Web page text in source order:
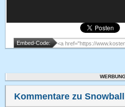
Embed-Code:
Kommentare zu